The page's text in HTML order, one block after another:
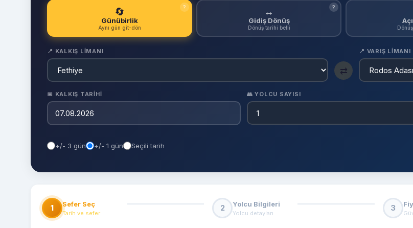
🔄
Günübirlik
Aynı gün git-dön
? ↔
Gidiş Dönüş
Dönüş tarihi belli
?
📍 KALKIŞ LIMANI
⇄
📍 VARIŞ LIMANI
📅 KALKIŞ TARIHI 👥 YOLCU SAYISI
+/- 3 gün +/- 1 gün Seçili tarih
1 Sefer Seç
Tarih ve sefer
2 Yolcu Bilgileri
Yolcu detayları
3